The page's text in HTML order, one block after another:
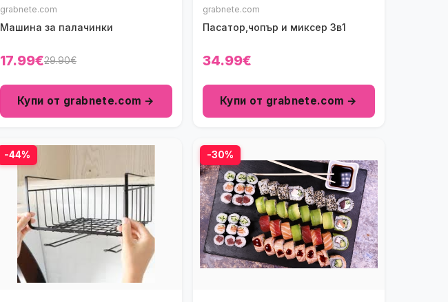
grabnete.com
Машина за палачинки
17.99€29.90€
Купи от grabnete.com →
grabnete.com
Пасатор,чопър и миксер 3в1
34.99€
Купи от grabnete.com →
-44% -30%